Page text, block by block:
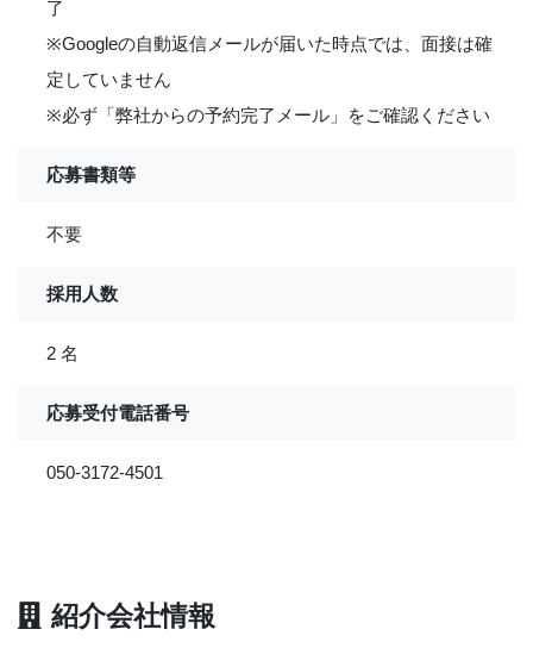
了
※Googleの自動返信メールが届いた時点では、面接は確
定していません
※必ず「弊社からの予約完了メール」をご確認ください
応募書類等
不要
採用人数
2 名
応募受付電話番号
050-3172-4501
紹介会社情報